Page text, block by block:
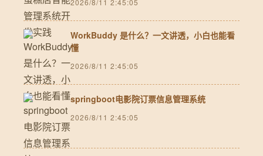
2026/8/11 2:45:05
WorkBuddy 是什么？一文讲透，小白也能看
懂
2026/8/11 2:45:05
springboot电影院订票信息管理系统
2026/8/11 2:45:05